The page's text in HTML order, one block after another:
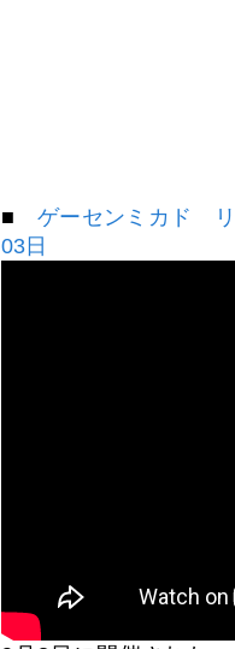
■ ゲーセンミカド
03日